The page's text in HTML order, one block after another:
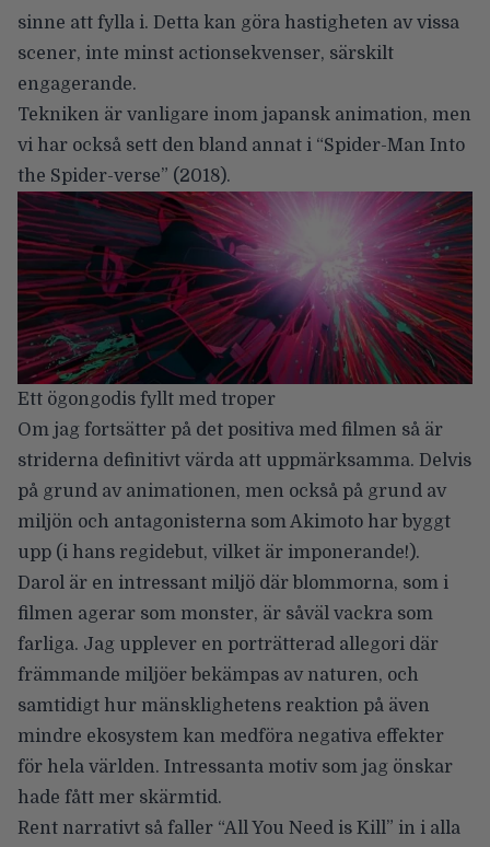
sinne att fylla i. Detta kan göra hastigheten av vissa
scener, inte minst actionsekvenser, särskilt
engagerande.
Tekniken är vanligare inom japansk animation, men
vi har också sett den bland annat i “Spider-Man Into
the Spider-verse” (2018).
Ett ögongodis fyllt med troper
Om jag fortsätter på det positiva med filmen så är
striderna definitivt värda att uppmärksamma. Delvis
på grund av animationen, men också på grund av
miljön och antagonisterna som Akimoto har byggt
upp (i hans regidebut, vilket är imponerande!).
Darol är en intressant miljö där blommorna, som i
filmen agerar som monster, är såväl vackra som
farliga. Jag upplever en porträtterad allegori där
främmande miljöer bekämpas av naturen, och
samtidigt hur mänsklighetens reaktion på även
mindre ekosystem kan medföra negativa effekter
för hela världen. Intressanta motiv som jag önskar
hade fått mer skärmtid.
Rent narrativt så faller “All You Need is Kill” in i alla